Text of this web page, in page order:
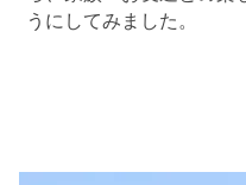
うにしてみました。